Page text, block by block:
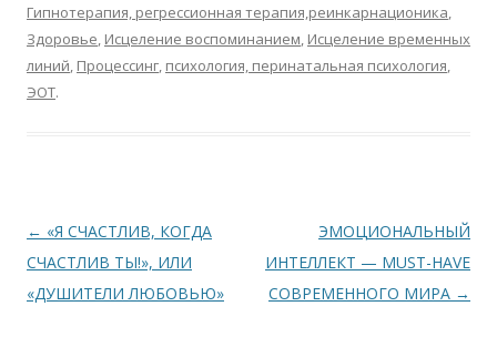
Гипнотерапия, регрессионная терапия,реинкарнационика,
Здоровье, Исцеление воспоминанием, Исцеление временных
линий, Процессинг, психология, перинатальная психология,
ЭОТ.
Навигация по записям
← «Я СЧАСТЛИВ, КОГДА
СЧАСТЛИВ ТЫ!», ИЛИ
«ДУШИТЕЛИ ЛЮБОВЬЮ»
ЭМОЦИОНАЛЬНЫЙ
ИНТЕЛЛЕКТ — MUST-HAVE
СОВРЕМЕННОГО МИРА →